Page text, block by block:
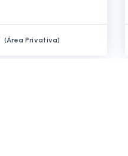
(Área Privativa)